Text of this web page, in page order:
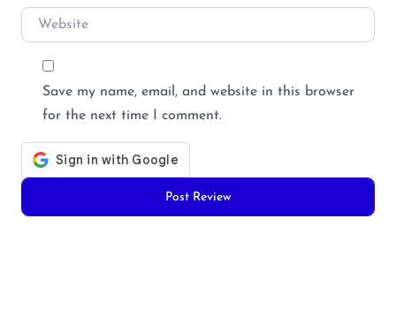
Website
Save my name, email, and website in this browser
for the next time I comment.